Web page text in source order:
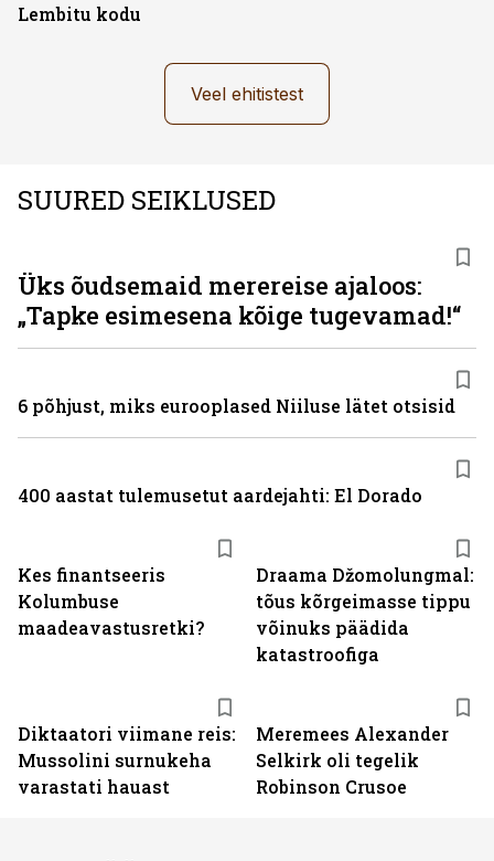
Lembitu kodu
Veel ehitistest
SUURED SEIKLUSED
Kes finantseeris
Kolumbuse
maadeavastusretki?
Draama Džomolungmal:
tõus kõrgeimasse tippu
võinuks päädida
katastroofiga
Diktaatori viimane reis:
Mussolini surnukeha
varastati hauast
Meremees Alexander
Selkirk oli tegelik
Robinson Crusoe
Üks õudsemaid merereise ajaloos:
„Tapke esimesena kõige tugevamad!“
6 põhjust, miks eurooplased Niiluse lätet otsisid
400 aastat tulemusetut aardejahti: El Dorado